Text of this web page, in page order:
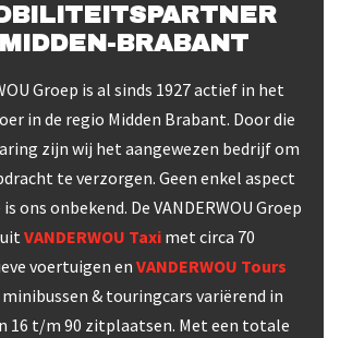
BRABANT
Groep is al sinds 1927 actief in het
in de regio Midden Brabant. Door die
zijn wij het aangewezen bedrijf om
te verzorgen. Geen enkel aspect
ons onbekend. De VANDERWOU Groep
VANDERWOU Taximet circa 70
voertuigen enVANDERWOU Tours
& touringcars variërend in
16 t/m 90 zitplaatsen. Met een totale